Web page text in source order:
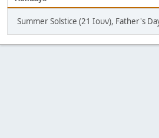
Summer Solstice (21 Ιουν), Father's